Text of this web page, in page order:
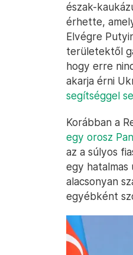
észak-
érhette,
Elvégre
területektől
hogy erre
akarja érni
segítséggel
Korábban a
egy orosz
az a súlyos
egy hatalmas
alacsonyan
egyébként